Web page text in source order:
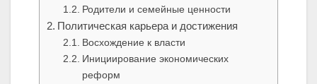
Родители и семейные ценности
Политическая карьера и достижения
Восхождение к власти
Инициирование экономических
реформ